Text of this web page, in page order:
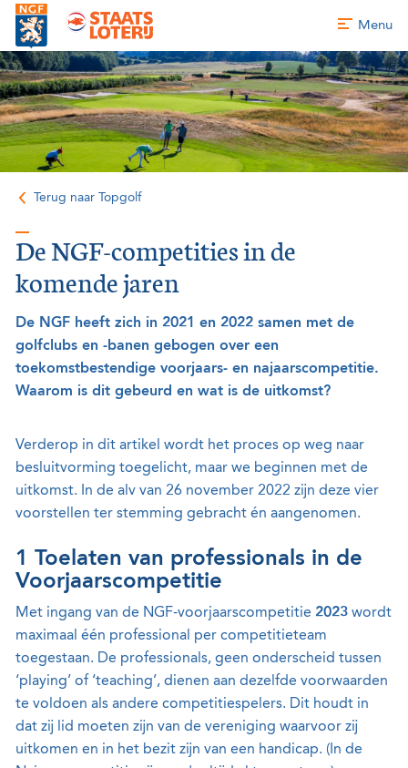
Menu
Terug naar Topgolf
De NGF-competities in de
komende jaren
De NGF heeft zich in 2021 en 2022 samen met de
golfclubs en -banen gebogen over een
toekomstbestendige voorjaars- en najaarscompetitie.
Waarom is dit gebeurd en wat is de uitkomst?
Verderop in dit artikel wordt het proces op weg naar
besluitvorming toegelicht, maar we beginnen met de
uitkomst. In de alv van 26 november 2022 zijn deze vier
voorstellen ter stemming gebracht én aangenomen.
1 Toelaten van professionals in de
Voorjaarscompetitie
Met ingang van de NGF-voorjaarscompetitie 2023 wordt
maximaal één professional per competitieteam
toegestaan. De professionals, geen onderscheid tussen
‘playing’ of ‘teaching’, dienen aan dezelfde voorwaarden
te voldoen als andere competitiespelers. Dit houdt in
dat zij lid moeten zijn van de vereniging waarvoor zij
uitkomen en in het bezit zijn van een handicap. (In de